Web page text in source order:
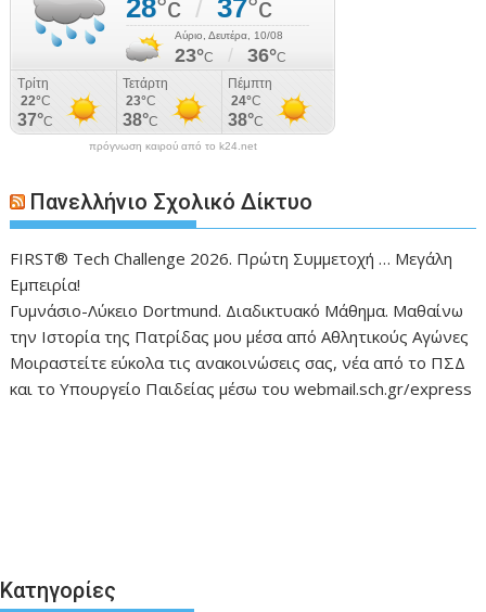
πρόγνωση καιρού από το k24.net
Πανελλήνιο Σχολικό Δίκτυο
FIRST® Tech Challenge 2026. Πρώτη Συμμετοχή … Μεγάλη
Εμπειρία!
Γυμνάσιο-Λύκειο Dortmund. Διαδικτυακό Μάθημα. Μαθαίνω
την Ιστορία της Πατρίδας μου μέσα από Αθλητικούς Αγώνες
Μοιραστείτε εύκολα τις ανακοινώσεις σας, νέα από το ΠΣΔ
και το Υπουργείο Παιδείας μέσω του webmail.sch.gr/express
Κατηγορίες